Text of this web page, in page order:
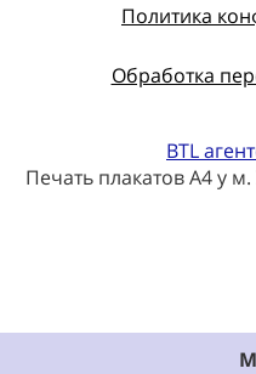
Политика
Обработка
BTL
Печать плакатов А4 у